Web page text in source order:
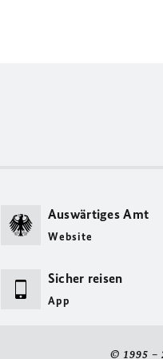
Auswärtiges Amt
Website
Sicher reisen
App
© 1995